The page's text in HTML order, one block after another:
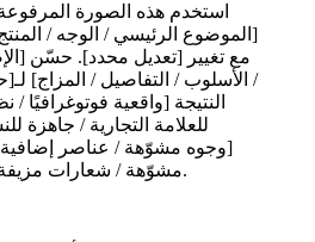
استخدم هذه الصورة
[الموضوع الرئيسي / الوجه /
مع تغيير [تعديل محدد]. حسّن
/ الأسلوب / التفاصيل / المزاج]
النتيجة [واقعية فوتوغرافيًا
للعلامة التجارية / جاهزة
[وجوه مشوّهة / عناصر
مشوّهة / شعارات مزيفة / مبالغة في التعديل].